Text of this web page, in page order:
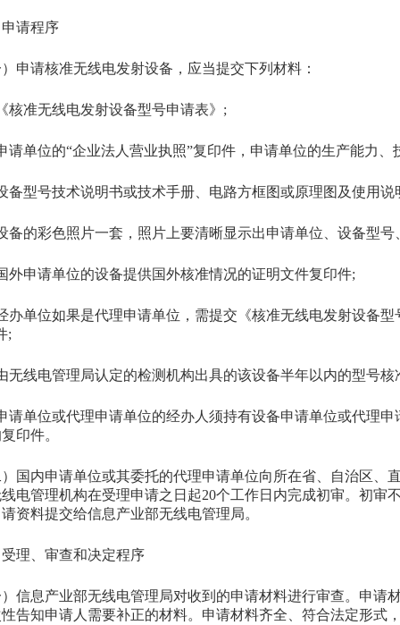
程序
请核准无线电发射设备，应当提交下列材料：
无线电发射设备型号申请表》;
位的“企业法人营业执照”复印件，申请单位的生产能力、
号技术说明书或技术手册、电路方框图或原理图及使用说
彩色照片一套，照片上要清晰显示出申请单位、设备型号
请单位的设备提供国外核准情况的证明文件复印件;
位如果是代理申请单位，需提交《核准无线电发射设备型
;
电管理局认定的检测机构出具的该设备半年以内的型号核
位或代理申请单位的经办人须持有设备申请单位或代理申
印件。
内申请单位或其委托的代理申请单位向所在省、自治区、直
电管理机构在受理申请之日起20个工作日内完成初审。初审
资料提交给信息产业部无线电管理局。
、审查和决定程序
息产业部无线电管理局对收到的申请材料进行审查。申请材
告知申请人需要补正的材料。申请材料齐全、符合法定形式